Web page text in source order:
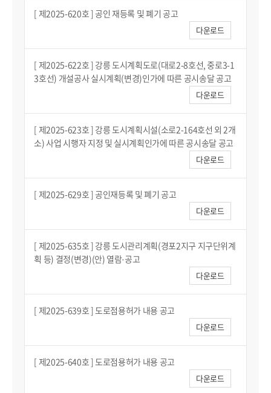
[ 제2025-620호 ] 공인 재등록 및 폐기 공고
다운로드
[ 제2025-622호 ] 강릉 도시계획도로(대로2-8호선, 중로3-1
3호선) 개설공사 실시계획(변경)인가에 따른 공시송달 공고
다운로드
[ 제2025-623호 ] 강릉 도시계획시설(소로2-164호선 외 2개
소) 사업 시행자 지정 및 실시계획인가에 따른 공시송달 공고
다운로드
[ 제2025-629호 ] 공인재등록 및 폐기 공고
다운로드
[ 제2025-635호 ] 강릉 도시관리계획(경포2지구 지구단위계
획 등) 결정(변경)(안) 열람·공고
다운로드
[ 제2025-639호 ] 도로점용허가 내용 공고
다운로드
[ 제2025-640호 ] 도로점용허가 내용 공고
다운로드